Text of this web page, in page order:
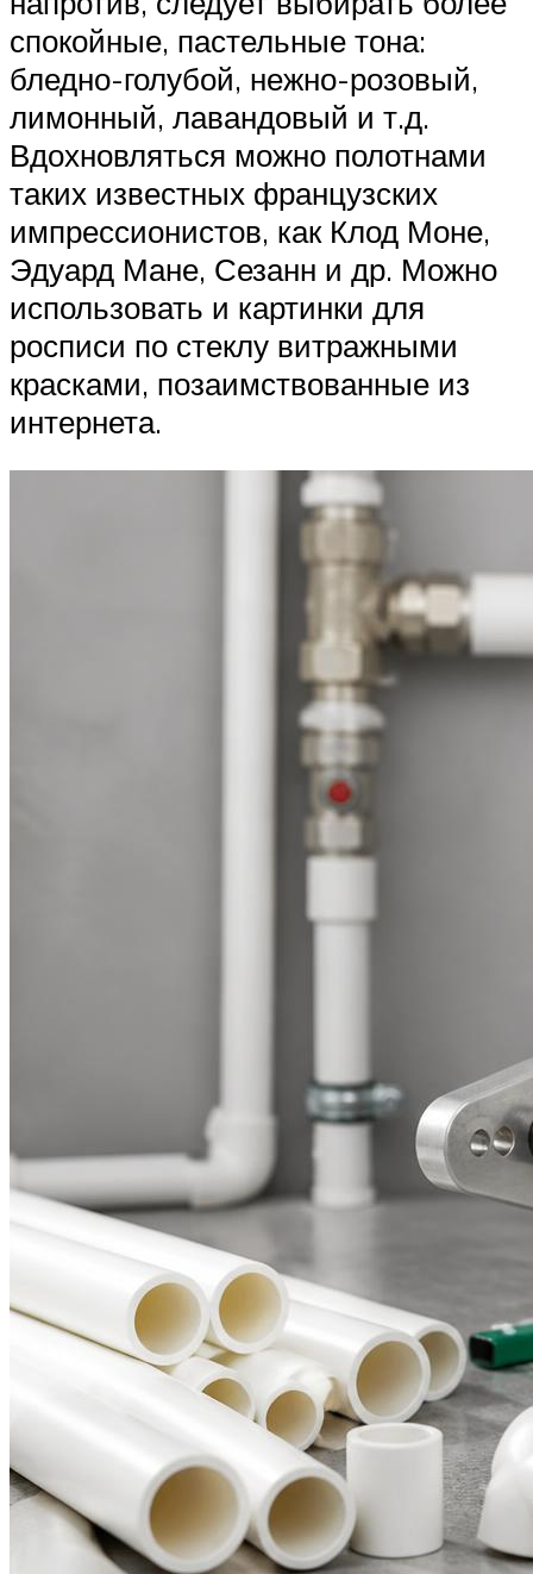
спокойные, пастельные тона:
бледно-голубой, нежно-розовый,
лимонный, лавандовый и т.д.
Вдохновляться можно полотнами
таких известных французских
импрессионистов, как Клод Моне,
Эдуард Мане, Сезанн и др. Можно
использовать и картинки для
росписи по стеклу витражными
красками, позаимствованные из
интернета.